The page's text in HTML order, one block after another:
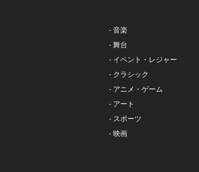
- 音楽
- 舞台
- イベント・レジャー
- クラシック
- アニメ・ゲーム
- アート
- スポーツ
- 映画